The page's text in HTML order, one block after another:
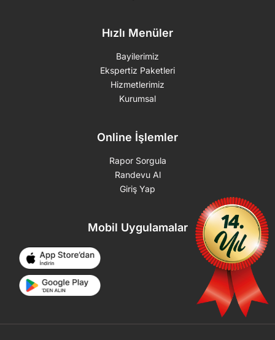
Hızlı Menüler
Bayilerimiz
Ekspertiz Paketleri
Hizmetlerimiz
Kurumsal
Online İşlemler
Rapor Sorgula
Randevu Al
Giriş Yap
Mobil Uygulamalar